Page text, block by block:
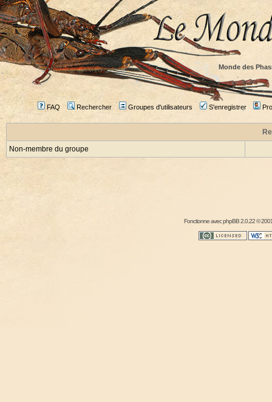
Monde des
FAQ Rechercher Groupes d'utilisateurs S'enregistrer
Non-membre du groupe
Fonctionne avecphpBB2.0.22 ©